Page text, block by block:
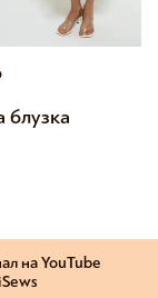
блузка
на YouTube